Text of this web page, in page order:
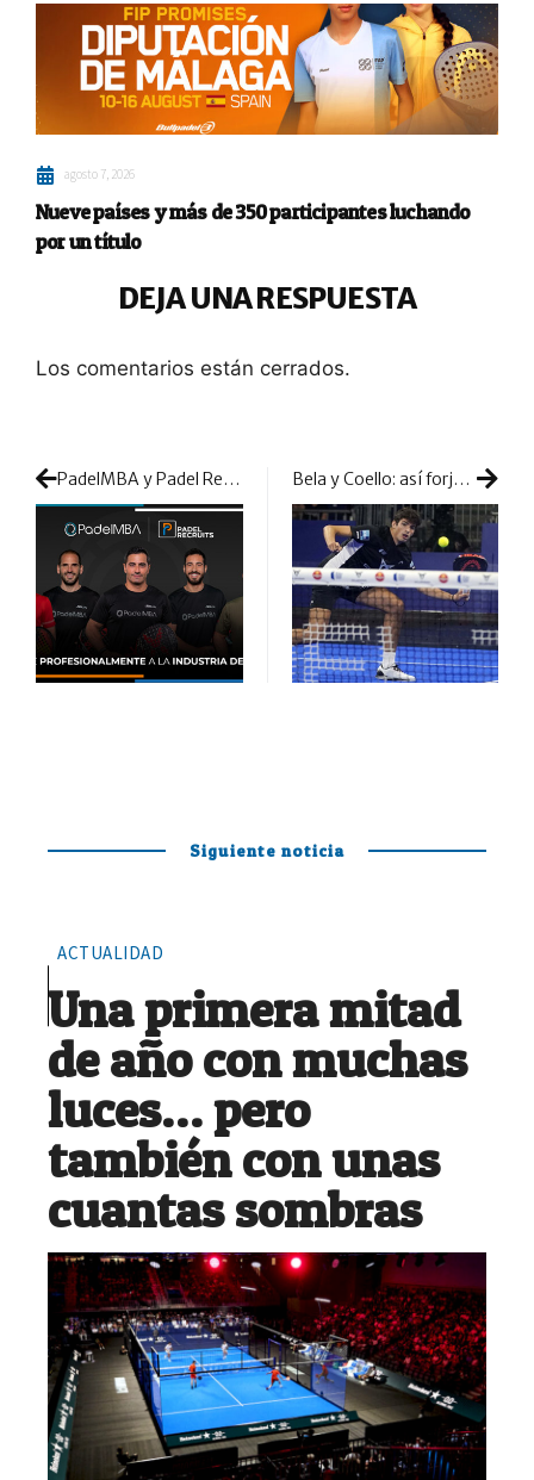
agosto 7, 2026
Nueve países y más de 350 participantes luchando
por un título
DEJA UNA RESPUESTA
Los comentarios están cerrados.
PadelMBA y Padel Recruits unen fuerzas para ayudar a profesionalizar la industria del pádel Bela y Coello: así forjaron la conquista de un nuevo territorio
Siguiente noticia
ACTUALIDAD
Una primera mitad
de año con muchas
luces… pero
también con unas
cuantas sombras